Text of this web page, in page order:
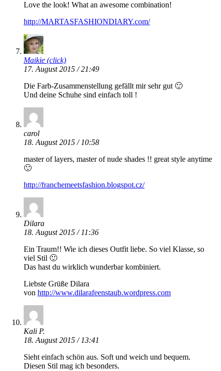
Love the look! What an awesome combination!
http://MARTASFASHIONDIARY.com/
Maikie (click)
17. August 2015 / 21:49
Die Farb-Zusammenstellung gefällt mir sehr gut 🙂
Und deine Schuhe sind einfach toll !
carol
18. August 2015 / 10:58
master of layers, master of nude shades !! great style anytime
🙂
http://franchemeetsfashion.blogspot.cz/
Dilara
18. August 2015 / 11:36
Ein Traum!! Wie ich dieses Outfit liebe. So viel Klasse, so
viel Stil 🙂
Das hast du wirklich wunderbar kombiniert.
Liebste Grüße Dilara
von http://www.dilarafeenstaub.wordpress.com
Kali P.
18. August 2015 / 13:41
Sieht einfach schön aus. Soft und weich und bequem.
Diesen Stil mag ich besonders.